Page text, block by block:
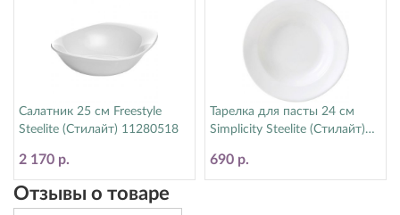
Салатник 25 см Freestyle
Steelite (Стилайт) 11280518
2 170 р.
Тарелка для пасты 24 см
Simplicity Steelite (Стилайт)
690 р.
Отзывы о товаре